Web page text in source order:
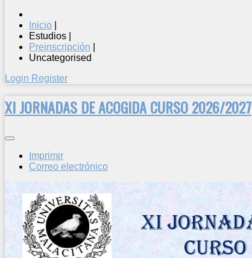
Inicio
Estudios
Preinscripción
Uncategorised
Login Register
XI JORNADAS DE ACOGIDA CURSO 2026/2027
Imprimir
Correo electrónico